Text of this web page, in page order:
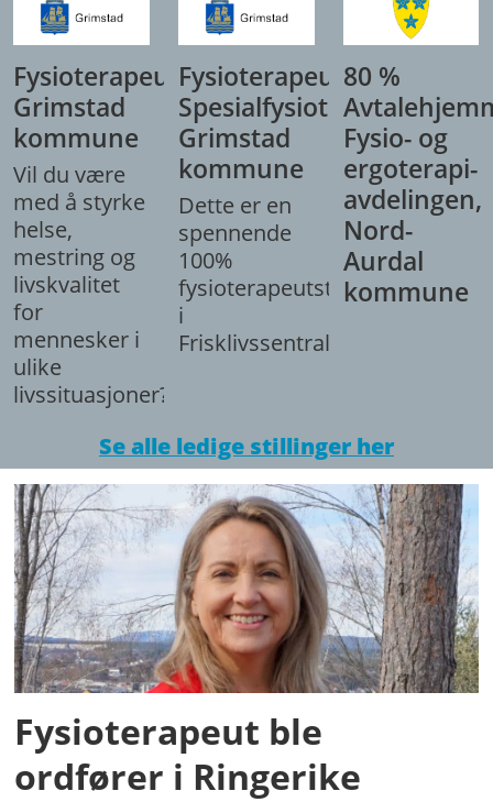
Fysioterapeut,
Grimstad
kommune
Vil du være
med å styrke
helse,
mestring og
livskvalitet
for
mennesker i
ulike
livssituasjoner?
Fysioterapeut/
Spesialfysioterapeut,
Grimstad
kommune
Dette er en
spennende
100%
fysioterapeutstilling
i
Frisklivssentralen.
80 %
Fysio- og
ergoterapi-
avdelingen,
Nord-
Aurdal
kommune
Se alle ledige stillinger her
Fysioterapeut ble
ordfører i Ringerike